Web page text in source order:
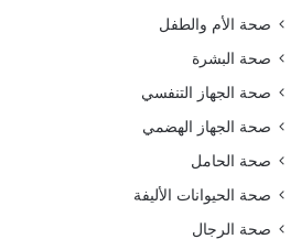
صحة الأم والطفل
صحة البشرة
صحة الجهاز التنفسي
صحة الجهاز الهضمي
صحة الحامل
صحة الحيوانات الأليفة
صحة الرجال